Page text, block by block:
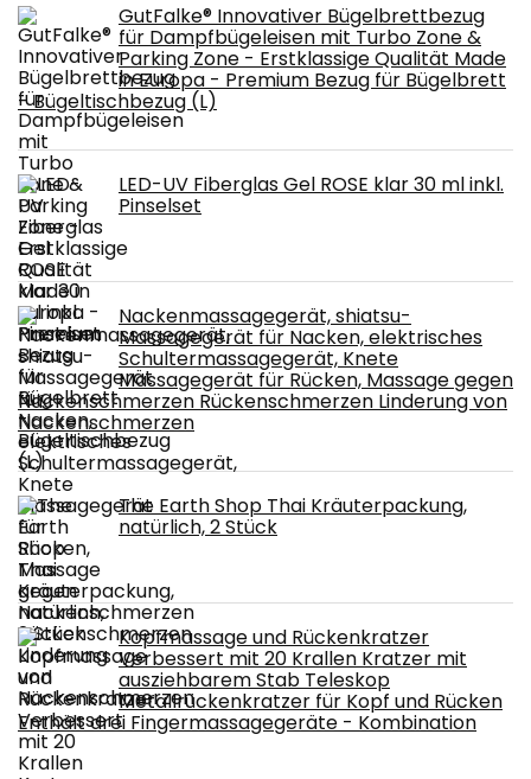
GutFalke® Innovativer Bügelbrettbezug
für Dampfbügeleisen mit Turbo Zone &
Parking Zone - Erstklassige Qualität Made
in Europa - Premium Bezug für Bügelbrett
- Bügeltischbezug (L)
LED-UV Fiberglas Gel ROSE klar 30 ml inkl.
Pinselset
Nackenmassagegerät, shiatsu-
Massagegerät für Nacken, elektrisches
Schultermassagegerät, Knete
Massagegerät für Rücken, Massage gegen
Nackenschmerzen Rückenschmerzen Linderung von
Nackenschmerzen
The Earth Shop Thai Kräuterpackung,
natürlich, 2 Stück
Kopfmassage und Rückenkratzer
Verbessert mit 20 Krallen Kratzer mit
ausziehbarem Stab Teleskop
Metallrückenkratzer für Kopf und Rücken
Enthält drei Fingermassagegeräte - Kombination